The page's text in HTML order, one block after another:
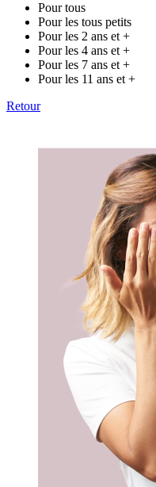
Pour tous
Pour les tous petits
Pour les 2 ans et +
Pour les 4 ans et +
Pour les 7 ans et +
Pour les 11 ans et +
Retour